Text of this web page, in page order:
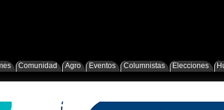
Comunidad Agro Eventos Columnistas Elecciones